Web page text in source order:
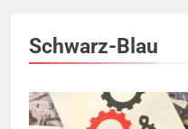
Schwarz-Blau